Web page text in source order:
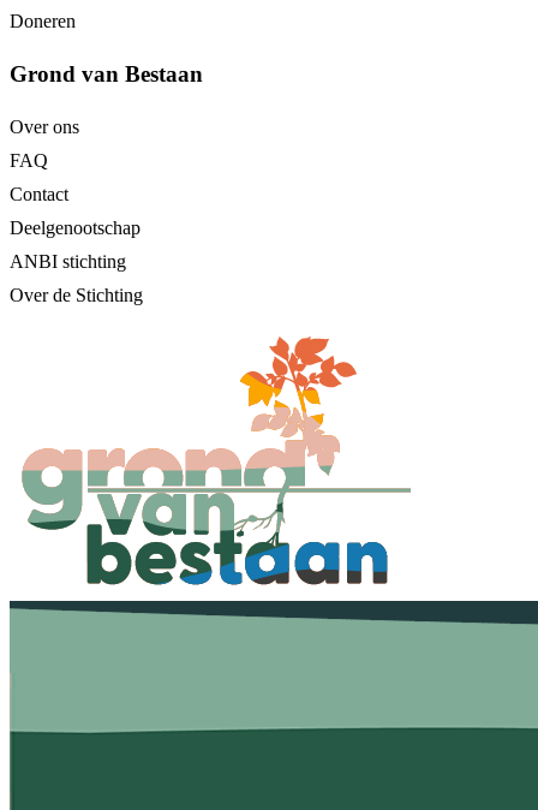
Doneren
Grond van Bestaan
Over ons
FAQ
Contact
Deelgenootschap
ANBI stichting
Over de Stichting